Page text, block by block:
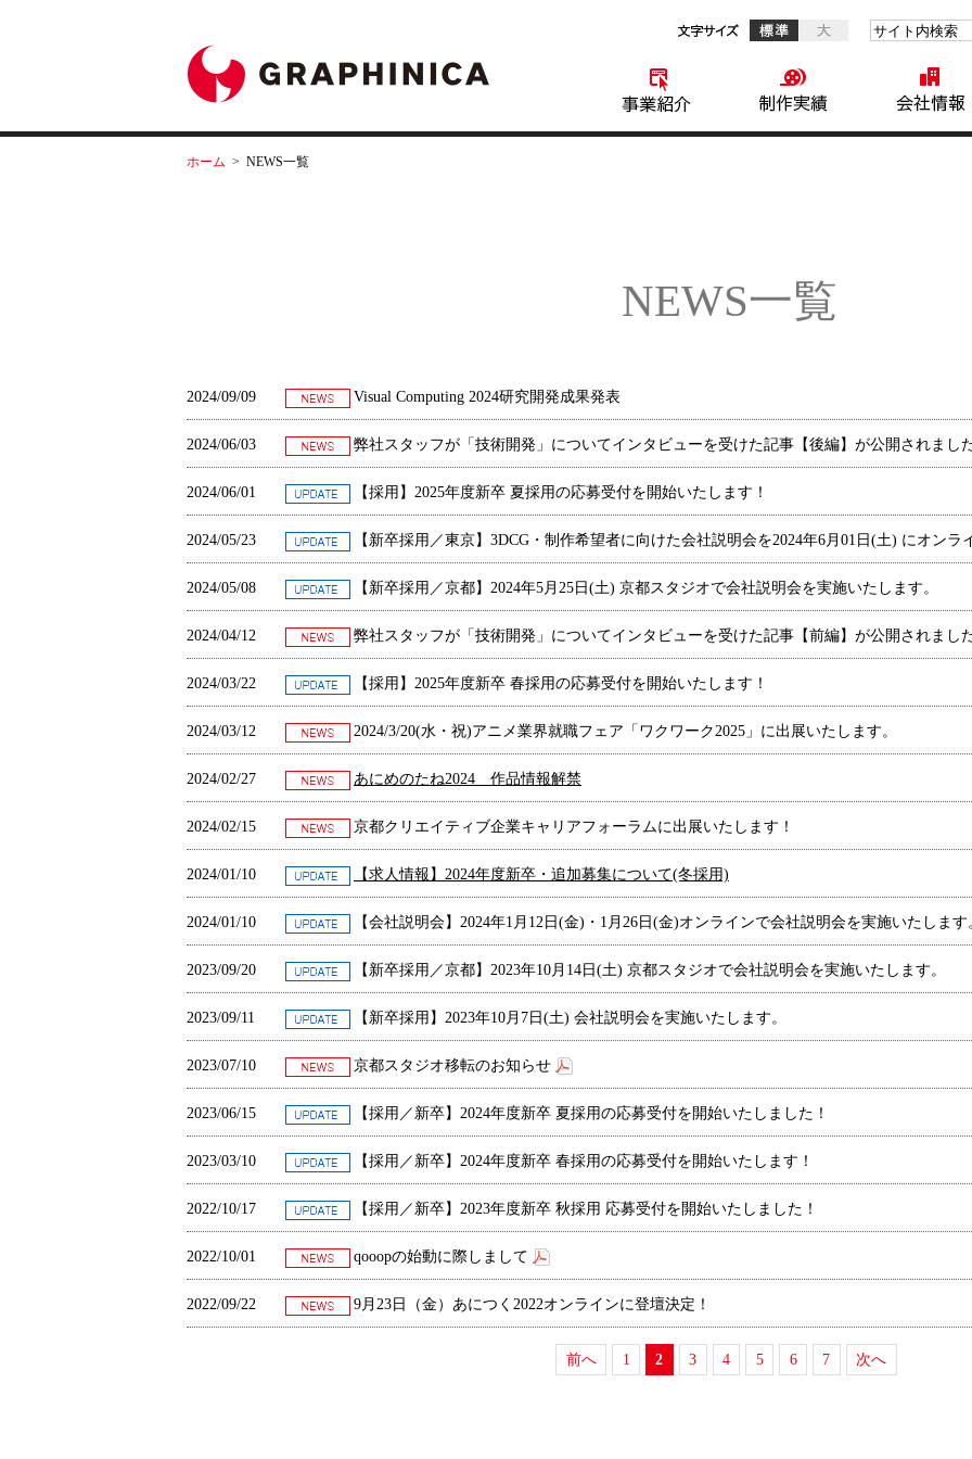
標準 大
サイト内検索
ホーム > NEWS一覧
NEWS一覧
2024/09/09 Visual Computing 2024研究開発成果発表
2024/06/03 弊社スタッフが「技術開発」についてインタビューを受けた記事【後編】が公開されまし
2024/06/01 【採用】2025年度新卒 夏採用の応募受付を開始いたします！
2024/05/23 【新卒採用／東京】3DCG・制作希望者に向けた会社説明会を2024年6月01日(土) にオンラ
2024/05/08 【新卒採用／京都】2024年5月25日(土) 京都スタジオで会社説明会を実施いたします。
2024/04/12 弊社スタッフが「技術開発」についてインタビューを受けた記事【前編】が公開されまし
2024/03/22 【採用】2025年度新卒 春採用の応募受付を開始いたします！
2024/03/12 2024/3/20(水・祝)アニメ業界就職フェア「ワクワーク2025」に出展いたします。
2024/02/27 あにめのたね2024 作品情報解禁
2024/02/15 京都クリエイティブ企業キャリアフォーラムに出展いたします！
2024/01/10 【求人情報】2024年度新卒・追加募集について(冬採用)
2024/01/10 【会社説明会】2024年1月12日(金)・1月26日(金)オンラインで会社説明会を実施いたします
2023/09/20 【新卒採用／京都】2023年10月14日(土) 京都スタジオで会社説明会を実施いたします。
2023/09/11 【新卒採用】2023年10月7日(土) 会社説明会を実施いたします。
2023/07/10 京都スタジオ移転のお知らせ
2023/06/15 【採用／新卒】2024年度新卒 夏採用の応募受付を開始いたしました！
2023/03/10 【採用／新卒】2024年度新卒 春採用の応募受付を開始いたします！
2022/10/17 【採用／新卒】2023年度新卒 秋採用 応募受付を開始いたしました！
2022/10/01 qooopの始動に際しまして
2022/09/22 9月23日（金）あにつく2022オンラインに登壇決定！
前へ 1 2 3 4 5 6 7 次へ